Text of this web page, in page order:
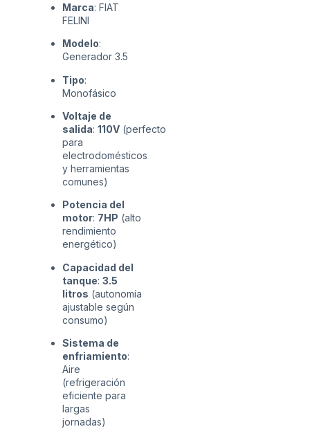
Marca: FIAT
FELINI
Modelo:
Generador 3.5
Tipo:
Monofásico
Voltaje de
salida: 110V (perfecto
para
electrodomésticos
y herramientas
comunes)
Potencia del
motor: 7HP (alto
rendimiento
energético)
Capacidad del
tanque: 3.5
litros (autonomía
ajustable según
consumo)
Sistema de
enfriamiento:
Aire
(refrigeración
eficiente para
largas
jornadas)